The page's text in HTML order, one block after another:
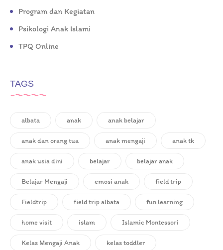
Program dan Kegiatan
Psikologi Anak Islami
TPQ Online
TAGS
albata anak anak belajar
anak dan orang tua anak mengaji anak tk
anak usia dini belajar belajar anak
Belajar Mengaji emosi anak field trip
Fieldtrip field trip albata fun learning
home visit islam Islamic Montessori
Kelas Mengaji Anak kelas toddler